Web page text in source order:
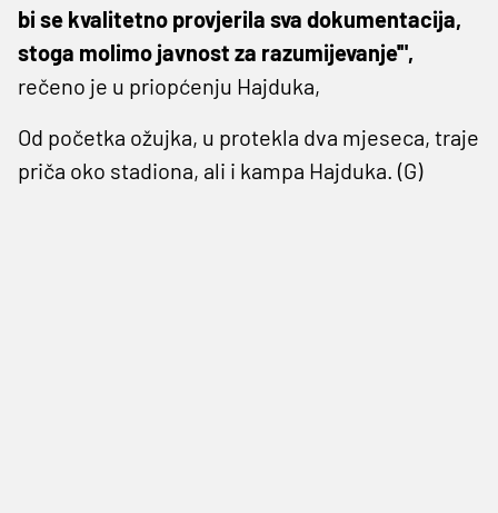
bi se kvalitetno provjerila sva dokumentacija,
stoga molimo javnost za razumijevanje'",
rečeno je u priopćenju Hajduka,
Od početka ožujka, u protekla dva mjeseca, traje
priča oko stadiona, ali i kampa Hajduka. (G)